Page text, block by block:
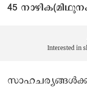
45
Interested in